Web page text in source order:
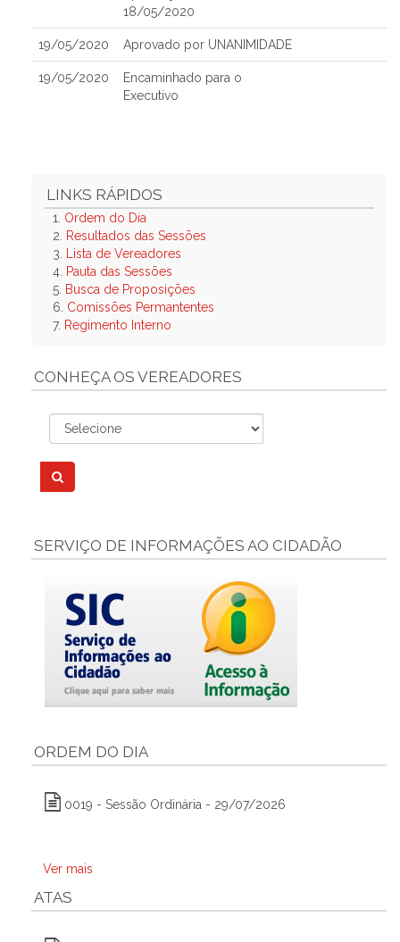
18/05/2020
19/05/2020 Aprovado por UNANIMIDADE
19/05/2020
Encaminhado para o
Executivo
LINKS RÁPIDOS
1. Ordem do Dia
2.
Resultados das Sessões
3.
Lista de Vereadores
4. Pauta das Sessões
5. Busca de Proposições
6. Comissões Permantentes
7. Regimento Interno
CONHEÇA OS VEREADORES
SERVIÇO DE INFORMAÇÕES AO CIDADÃO
ORDEM DO DIA
0019 - Sessão Ordinária - 29/07/2026
Ver mais
ATAS